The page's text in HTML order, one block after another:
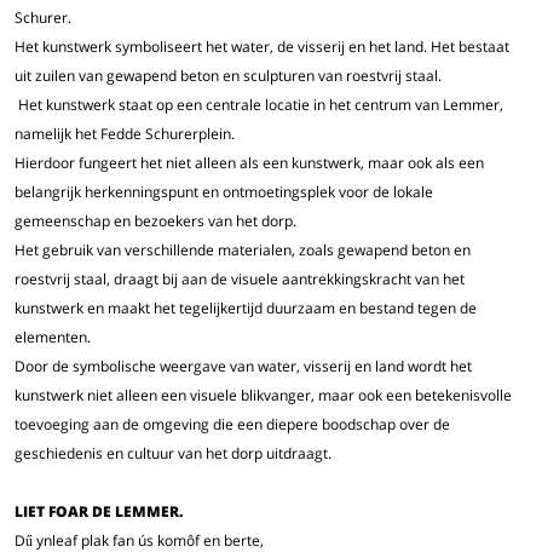
Schurer.
Het kunstwerk symboliseert het water, de visserij en het land. Het bestaat
uit zuilen van gewapend beton en sculpturen van roestvrij staal.
Het kunstwerk staat op een centrale locatie in het centrum van Lemmer,
namelijk het Fedde Schurerplein.
Hierdoor fungeert het niet alleen als een kunstwerk, maar ook als een
belangrijk herkenningspunt en ontmoetingsplek voor de lokale
gemeenschap en bezoekers van het dorp.
Het gebruik van verschillende materialen, zoals gewapend beton en
roestvrij staal, draagt bij aan de visuele aantrekkingskracht van het
kunstwerk en maakt het tegelijkertijd duurzaam en bestand tegen de
elementen.
Door de symbolische weergave van water, visserij en land wordt het
kunstwerk niet alleen een visuele blikvanger, maar ook een betekenisvolle
toevoeging aan de omgeving die een diepere boodschap over de
geschiedenis en cultuur van het dorp uitdraagt.
LIET FOAR DE LEMMER.
Dű ynleaf plak fan ús komôf en berte,